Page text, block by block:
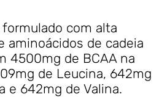
formulado com alta
aminoácidos de cadeia
4500mg de BCAA na
de Leucina, 642mg
e 642mg de Valina.